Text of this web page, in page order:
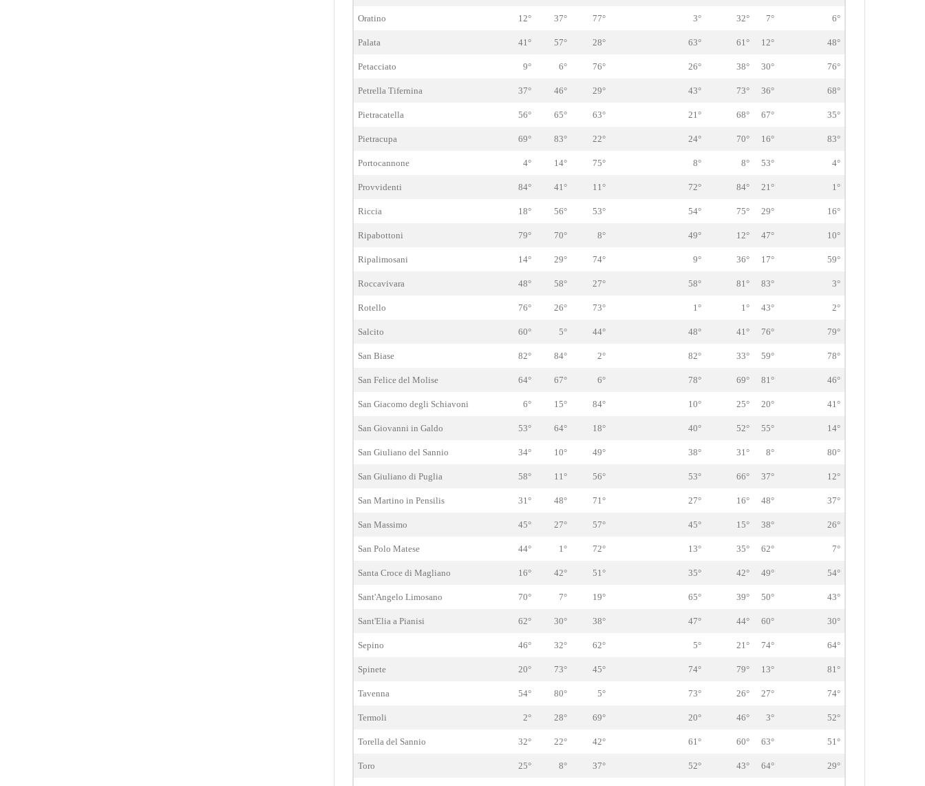
Oratino 12° 37° 77° 3° 32° 7° 6°
Palata 41° 57° 28° 63° 61° 12° 48°
Petacciato 9° 6° 76° 26° 38° 30° 76°
Petrella Tifernina 37° 46° 29° 43° 73° 36° 68°
Pietracatella 56° 65° 63° 21° 68° 67° 35°
Pietracupa 69° 83° 22° 24° 70° 16° 83°
Portocannone 4° 14° 75° 8° 8° 53° 4°
Provvidenti 84° 41° 11° 72° 84° 21° 1°
Riccia 18° 56° 53° 54° 75° 29° 16°
Ripabottoni 79° 70° 8° 49° 12° 47° 10°
Ripalimosani 14° 29° 74° 9° 36° 17° 59°
Roccavivara 48° 58° 27° 58° 81° 83° 3°
Rotello 76° 26° 73° 1° 1° 43° 2°
Salcito 60° 5° 44° 48° 41° 76° 79°
San Biase 82° 84° 2° 82° 33° 59° 78°
San Felice del Molise 64° 67° 6° 78° 69° 81° 46°
San Giacomo degli Schiavoni 6° 15° 84° 10° 25° 20° 41°
San Giovanni in Galdo 53° 64° 18° 40° 52° 55° 14°
San Giuliano del Sannio 34° 10° 49° 38° 31° 8° 80°
San Giuliano di Puglia 58° 11° 56° 53° 66° 37° 12°
San Martino in Pensilis 31° 48° 71° 27° 16° 48° 37°
San Massimo 45° 27° 57° 45° 15° 38° 26°
San Polo Matese 44° 1° 72° 13° 35° 62° 7°
Santa Croce di Magliano 16° 42° 51° 35° 42° 49° 54°
Sant'Angelo Limosano 70° 7° 19° 65° 39° 50° 43°
Sant'Elia a Pianisi 62° 30° 38° 47° 44° 60° 30°
Sepino 46° 32° 62° 5° 21° 74° 64°
Spinete 20° 73° 45° 74° 79° 13° 81°
Tavenna 54° 80° 5° 73° 26° 27° 74°
Termoli 2° 28° 69° 20° 46° 3° 52°
Torella del Sannio 32° 22° 42° 61° 60° 63° 51°
Toro 25° 8° 37° 52° 43° 64° 29°